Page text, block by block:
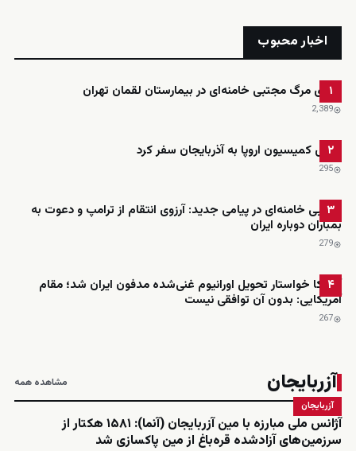
اخبار محبوب
۱
ادعای مرگ مجتبی خامنه‌ای در بیمارستان لقمان تهران
2٬389
۲
رئیس کمیسیون اروپا به آذربایجان سفر کرد
295
۳
مجتبی خامنه‌ای در پیامی جدید: آرزوی انتقام از ترامپ و دعوت به
بمباران دوباره ایران
279
۴
آمریکا خواستار تحویل اورانیوم غنی‌شده مدفون ایران شد؛ مقام
آمریکایی: بدون آن توافقی نیست
267
آزربایجان مشاهده همه
آزربایجان
آژانس ملی مبارزه با مین آزربایجان (آنما): ۱۵۸۱ هکتار از
سرزمین‌های آزادشده قره‌باغ از مین پاکسازی شد